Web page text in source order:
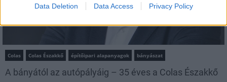
Data Deletion Data Access Privacy Policy
Colas Colas Északkő építőipari alapanyagok bányászat
A bányától az autópályáig – 35 éves a Colas Északkő